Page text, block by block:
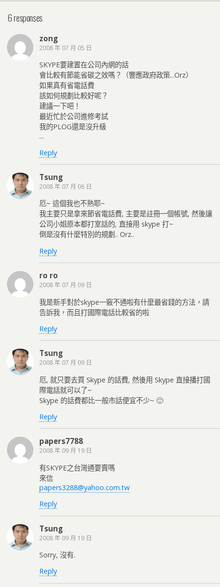
6 responses
zong
2008 年 07 月 05 日
SKYPE要建置在公司內網的話
會比較有節能省碳之效嗎？（響應政府政策...Orz）
如果真有省電話費
該如何規劃比較好呢？
建議一下吧！
最近忙於公司進修考試
我的PLOG還是沒升級
...
Reply
Tsung
2008 年 07 月 06 日
厄~ 這個我也不熟耶~
我主要只是拿來節省電話費, 主要是註冊一個帳號, 然後讓
公司小姐原本都打室話的, 直接用 skype 打~
倒是沒有什麼特別的規劃.. Orz..
Reply
ro ro
2008 年 07 月 09 日
我是新手對於skype一竅不通啦有什麼最省錢的方法，請
告訴我，而且打國際電話比較省的啦
Reply
Tsung
2008 年 07 月 09 日
厄, 就只要去買 Skype 的話費, 然後用 Skype 直接播打國
際電話就可以了~
Skype 的話費都比一般市話便宜不少~ 🙂
Reply
papers7788
2008 年 09 月 19 日
有SKYPE之台灣通要賣嗎
來信
papers3288@yahoo.com.tw
Reply
Tsung
2008 年 09 月 19 日
Sorry, 沒有.
Reply